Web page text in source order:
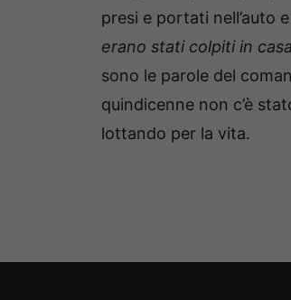
presi e portati nell’auto
erano stati colpiti in
sono le parole del
quindicenne non c’è
lottando per la vita.